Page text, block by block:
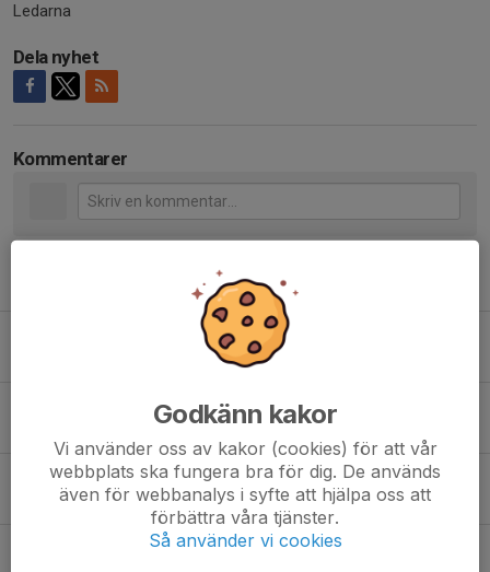
Ledarna
Dela nyhet
Kommentarer
Sommaruppehåll – vi ses i augusti!
Sommarträning tillsammans med F2015 Gul
Inställd träning 31/10 (fredag)
27 okt 2025 0
Samarbete med Vaksala F14 (Lindbacken)
Godkänn kakor
Vi använder oss av kakor (cookies) för att vår
webbplats ska fungera bra för dig. De används
även för webbanalys i syfte att hjälpa oss att
förbättra våra tjänster.
Så använder vi cookies